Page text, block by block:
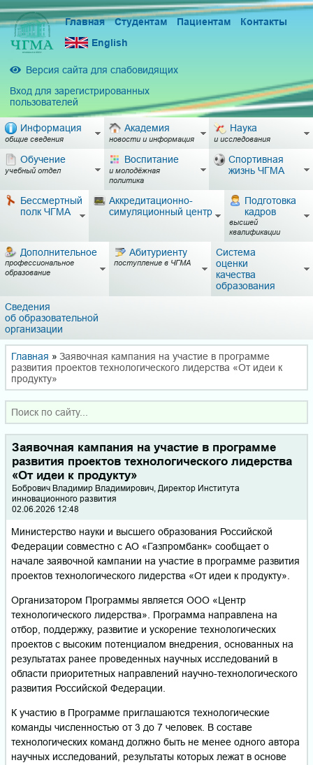
Главная Студентам Пациентам
Контакты
English
Версия сайта для слабовидящих
Вход для зарегистрированных
пользователей
Информация
общие сведения
Академия
новости и информация
Наука
и исследования
Обучение
учебный отдел
Воспитание
и молодёжная
политика
Спортивная
жизнь ЧГМА
Бессмертный
полк ЧГМА
Аккредитационно-
симуляционный центр
Подготовка
кадров
высшей
квалификации
Дополнительное
профессиональное
образование
Абитуриенту
поступление в ЧГМА
Система
оценки
качества
образования
Сведения
об образовательной
организации
Главная » Заявочная кампания на участие в программе
развития проектов технологического лидерства «От идеи к
продукту»
Заявочная кампания на участие в программе
развития проектов технологического лидерства
«От идеи к продукту»
Бобрович Владимир Владимирович, Директор Института
инновационного развития
02.06.2026 12:48
Министерство науки и высшего образования Российской
Федерации совместно с АО «Газпромбанк» сообщает о
начале заявочной кампании на участие в программе развития
проектов технологического лидерства «От идеи к продукту».
Организатором Программы является ООО «Центр
технологического лидерства». Программа направлена на
отбор, поддержку, развитие и ускорение технологических
проектов с высоким потенциалом внедрения, основанных на
результатах ранее проведенных научных исследований в
области приоритетных направлений научно-технологического
развития Российской Федерации.
К участию в Программе приглашаются технологические
команды численностью от 3 до 7 человек. В составе
технологических команд должно быть не менее одного автора
научных исследований, результаты которых лежат в основе